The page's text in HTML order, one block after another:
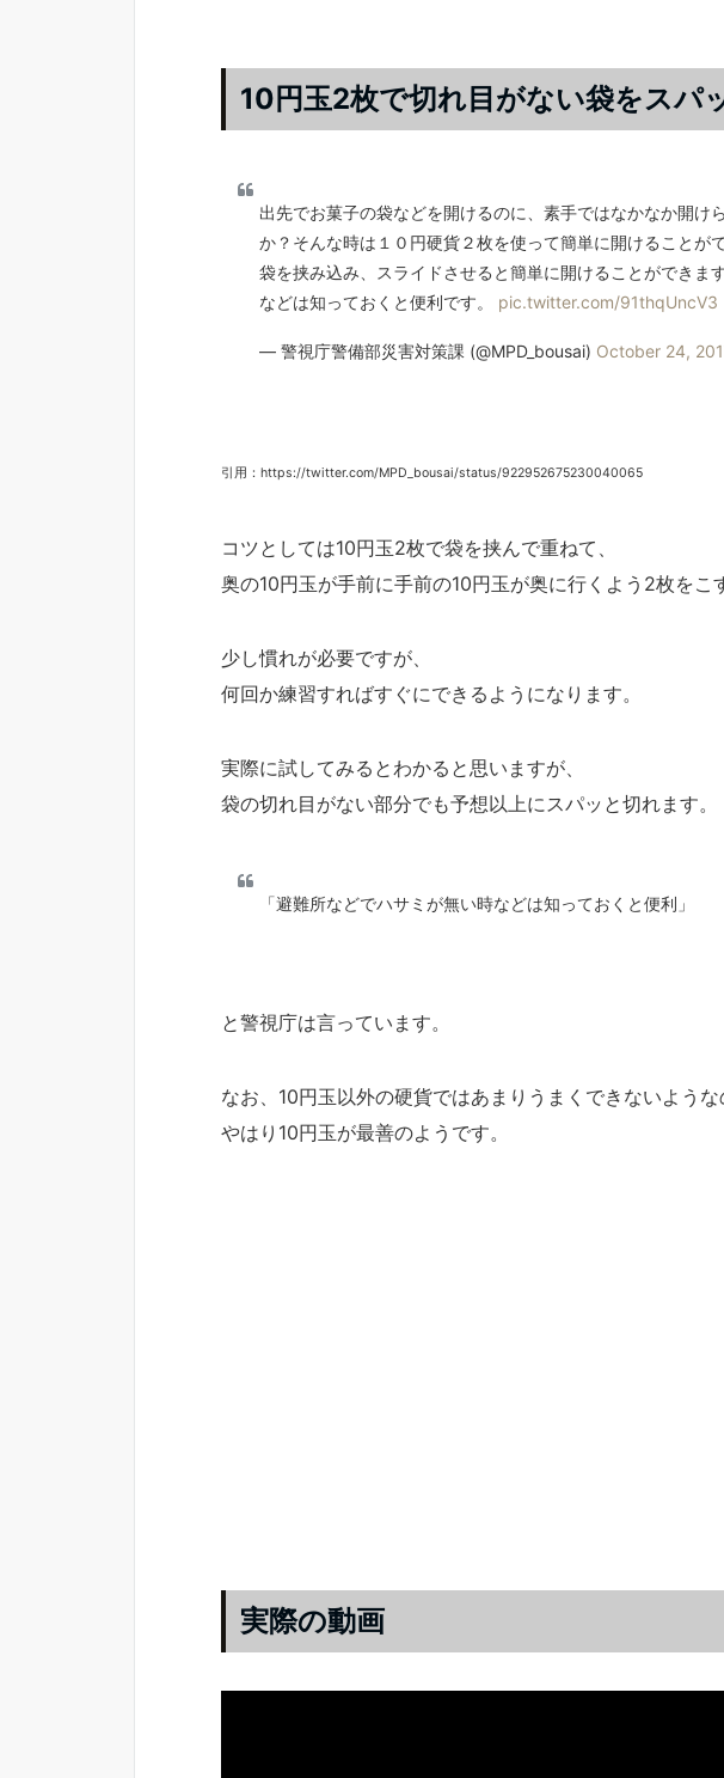
10円玉2枚で切れ目がない袋をスパ
出先でお菓子の袋などを開けるのに、素手ではなかなか開け
か？そんな時は１０円硬貨２枚を使って簡単に開けることが
袋を挟み込み、スライドさせると簡単に開けることができま
などは知っておくと便利です。 pic.twitter.com/91thqUncV3
— 警視庁警備部災害対策課 (@MPD_bousai) October 24,
引用：https://twitter.com/MPD_bousai/status/922952675230040065
コツとしては10円玉2枚で袋を挟んで重ねて、
奥の10円玉が手前に手前の10円玉が奥に行くよう2枚をこ
少し慣れが必要ですが、
何回か練習すればすぐにできるようになります。
実際に試してみるとわかると思いますが、
袋の切れ目がない部分でも予想以上にスパッと切れます。
「避難所などでハサミが無い時などは知っておくと便利」
と警視庁は言っています。
なお、10円玉以外の硬貨ではあまりうまくできないような
やはり10円玉が最善のようです。
実際の動画